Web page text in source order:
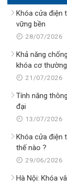
Khóa cửa điện
vững bền
28/07/2026
Khả năng
khóa cơ thường
21/07/2026
Tính năng
đại
13/07/2026
Khóa cửa điện
thế nào ?
29/06/2026
Hà Nội: Khóa